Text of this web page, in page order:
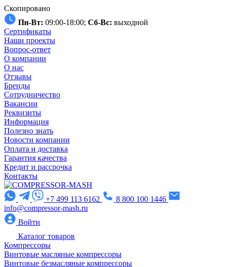
Скопировано
Пн-Вт: 09:00-18:00; Сб-Вс: выходной
Сертификаты
Наши проекты
Вопрос-ответ
О компании
О нас
Отзывы
Бренды
Сотрудничество
Вакансии
Реквизиты
Информация
Полезно знать
Новости компании
Оплата и доставка
Гарантия качества
Кредит и рассрочка
Контакты
+7 499 113 6162
8 800 100 1446
info@compressor-mash.ru
Войти
Каталог товаров
Компрессоры
Винтовые масляные компрессоры
Винтовые безмасляные компрессоры